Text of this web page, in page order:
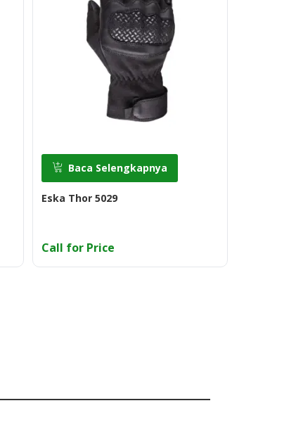
Baca Selengkapnya
Eska Thor 5029
Call for Price